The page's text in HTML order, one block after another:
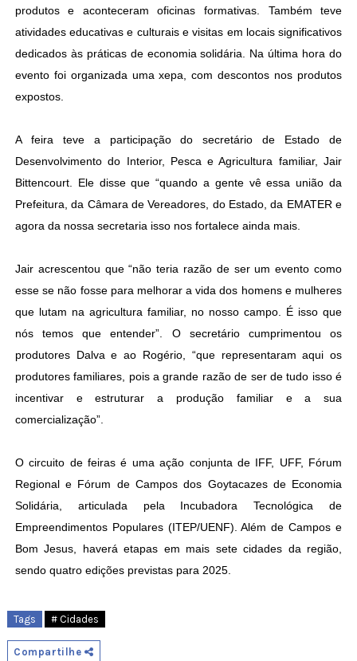
produtos e aconteceram oficinas formativas. Também teve
atividades educativas e culturais e visitas em locais significativos
dedicados às práticas de economia solidária. Na última hora do
evento foi organizada uma xepa, com descontos nos produtos
expostos.
A feira teve a participação do secretário de Estado de
Desenvolvimento do Interior, Pesca e Agricultura familiar, Jair
Bittencourt. Ele disse que “quando a gente vê essa união da
Prefeitura, da Câmara de Vereadores, do Estado, da EMATER e
agora da nossa secretaria isso nos fortalece ainda mais.
Jair acrescentou que “não teria razão de ser um evento como
esse se não fosse para melhorar a vida dos homens e mulheres
que lutam na agricultura familiar, no nosso campo. É isso que
nós temos que entender”. O secretário cumprimentou os
produtores Dalva e ao Rogério, “que representaram aqui os
produtores familiares, pois a grande razão de ser de tudo isso é
incentivar e estruturar a produção familiar e a sua
comercialização”.
O circuito de feiras é uma ação conjunta de IFF, UFF, Fórum
Regional e Fórum de Campos dos Goytacazes de Economia
Solidária, articulada pela Incubadora Tecnológica de
Empreendimentos Populares (ITEP/UENF). Além de Campos e
Bom Jesus, haverá etapas em mais sete cidades da região,
sendo quatro edições previstas para 2025.
Tags # Cidades
Compartilhe